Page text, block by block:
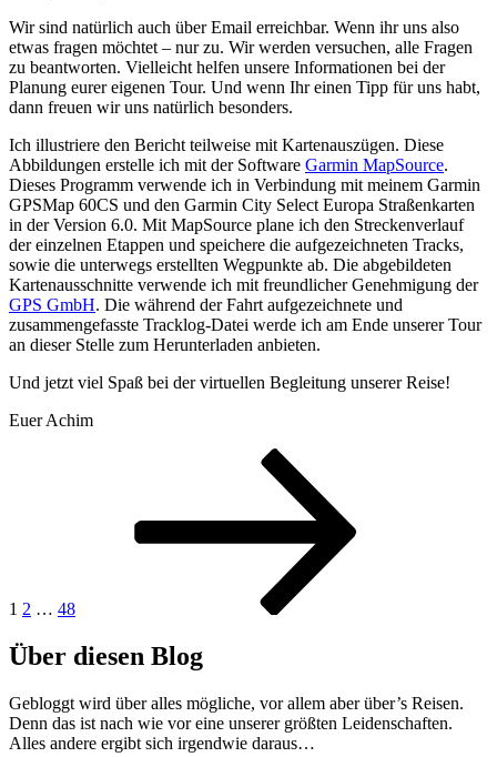
Wir sind natürlich auch über Email erreichbar. Wenn ihr uns also
etwas fragen möchtet – nur zu. Wir werden versuchen, alle Fragen
zu beantworten. Vielleicht helfen unsere Informationen bei der
Planung eurer eigenen Tour. Und wenn Ihr einen Tipp für uns habt,
dann freuen wir uns natürlich besonders.
Ich illustriere den Bericht teilweise mit Kartenauszügen. Diese
Abbildungen erstelle ich mit der Software Garmin MapSource.
Dieses Programm verwende ich in Verbindung mit meinem Garmin
GPSMap 60CS und den Garmin City Select Europa Straßenkarten
in der Version 6.0. Mit MapSource plane ich den Streckenverlauf
der einzelnen Etappen und speichere die aufgezeichneten Tracks,
sowie die unterwegs erstellten Wegpunkte ab. Die abgebildeten
Kartenausschnitte verwende ich mit freundlicher Genehmigung der
GPS GmbH. Die während der Fahrt aufgezeichnete und
zusammengefasste Tracklog-Datei werde ich am Ende unserer Tour
an dieser Stelle zum Herunterladen anbieten.
Und jetzt viel Spaß bei der virtuellen Begleitung unserer Reise!
Euer Achim
1 2 … 48
Über diesen Blog
Gebloggt wird über alles mögliche, vor allem aber über’s Reisen.
Denn das ist nach wie vor eine unserer größten Leidenschaften.
Alles andere ergibt sich irgendwie daraus…